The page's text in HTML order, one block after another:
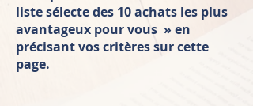
liste sélecte des 10 achats les plus
avantageux pour vous » en
précisant vos critères sur cette
page.